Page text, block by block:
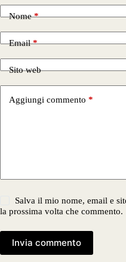
Nome*
Email*
Sito web
Aggiungi commento *
Salva il mio nome, email e
la prossima volta che commento.
Invia commento